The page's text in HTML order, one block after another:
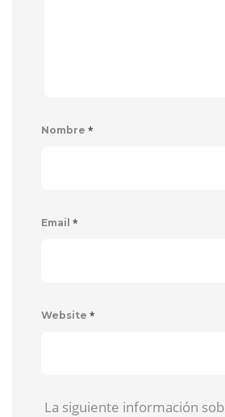
Nombre *
Email *
Website *
La siguiente información